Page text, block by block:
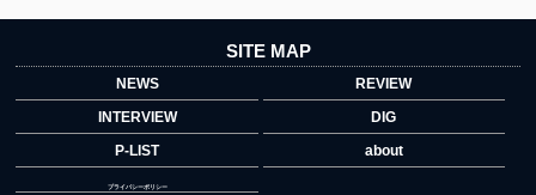
SITE MAP
NEWS
REVIEW
INTERVIEW
DIG
P-LIST
about
プライバシーポリシー